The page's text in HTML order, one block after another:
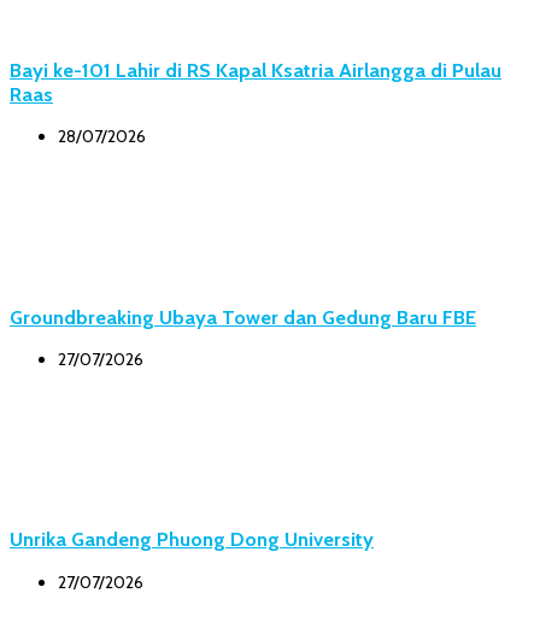
Bayi ke-101 Lahir di RS Kapal Ksatria Airlangga di Pulau
Raas
28/07/2026
Groundbreaking Ubaya Tower dan Gedung Baru FBE
27/07/2026
Unrika Gandeng Phuong Dong University
27/07/2026